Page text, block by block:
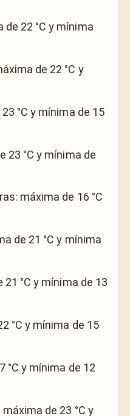
22 °C y mínima
de 22 °C y
°C y mínima de 15
23 °C y mínima de
máxima de 16 °C
de 21 °C y mínima
°C y mínima de 13
°C y mínima de 15
°C y mínima de 12
de 23 °C y